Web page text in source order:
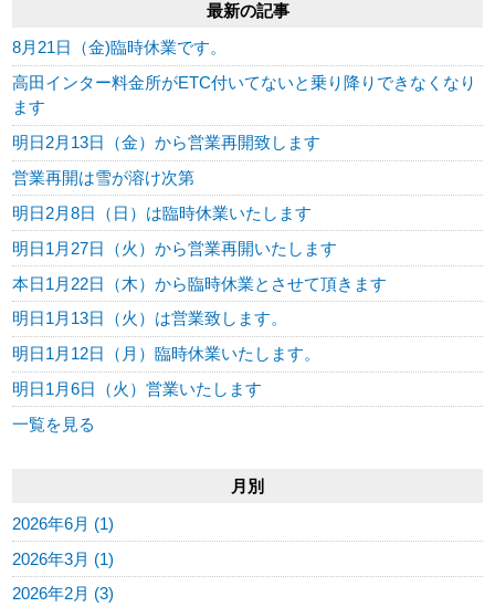
最新の記事
8月21日（金)臨時休業です。
高田インター料金所がETC付いてないと乗り降りできなくなり
ます
明日2月13日（金）から営業再開致します
営業再開は雪が溶け次第
明日2月8日（日）は臨時休業いたします
明日1月27日（火）から営業再開いたします
本日1月22日（木）から臨時休業とさせて頂きます
明日1月13日（火）は営業致します。
明日1月12日（月）臨時休業いたします。
明日1月6日（火）営業いたします
一覧を見る
月別
2026年6月 (1)
2026年3月 (1)
2026年2月 (3)